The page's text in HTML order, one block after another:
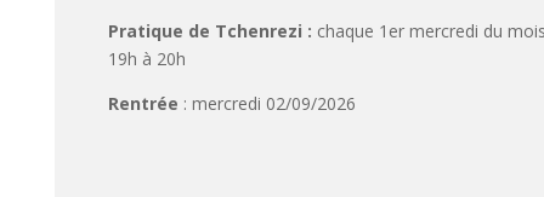
Pratique de Tchenrezi : chaque 1er mercredi du
19h à 20h
Rentrée : mercredi 02/09/2026